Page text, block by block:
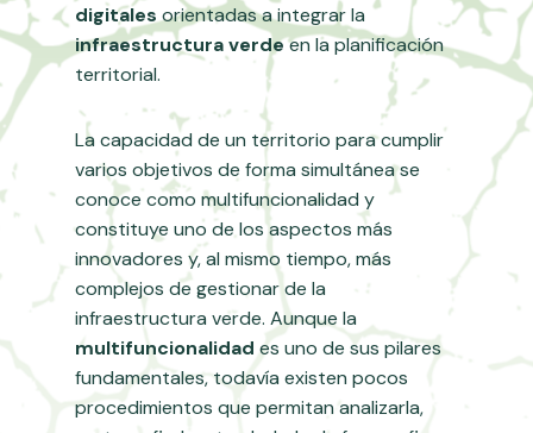
digitales orientadas a integrar la
infraestructura verdeen la planificación
territorial.
La capacidad de un territorio para cumplir
varios objetivos de forma simultánea se
conoce como multifuncionalidad y
constituye uno de los aspectos más
innovadores y, al mismo tiempo, más
complejos de gestionar de la
infraestructura verde. Aunque la
multifuncionalidad es uno de sus pilares
fundamentales, todavía existen pocos
procedimientos que permitan analizarla,